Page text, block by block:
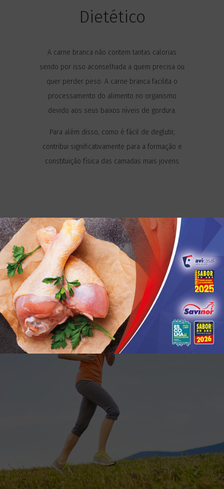
Dietético
A carne branca não contem tantas calorias
sendo por isso aconselhada a quem precisa ou
quer perder peso. A carne branca facilita o
processamento do alimento no organismo
devido aos seus baixos níveis de gordura.
Para além disso, como é fácil de deglutir,
contribui significativamente para a formação e
constituição física das camadas mais jovens